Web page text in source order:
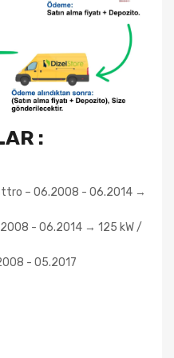
:
– 06.2008 - 06.2014 →
- 06.2014 → 125 kW /
- 05.2017